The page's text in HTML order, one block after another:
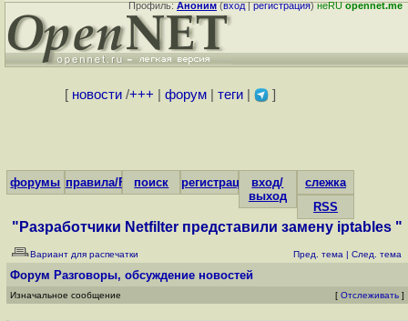
Профиль:Аноним(вход|регистрация)неRUopennet.me
[ новости/+++ форум| теги| ]
форумы правила/FAQпоиск регистрациявход/
выход
слежка
RSS
"Разработчики Netfilter представили замену iptables "
Вариант для распечатки Пред. тема | След. тема
Форум Разговоры, обсуждение новостей
Изначальное сообщение [ Отслеживать ]